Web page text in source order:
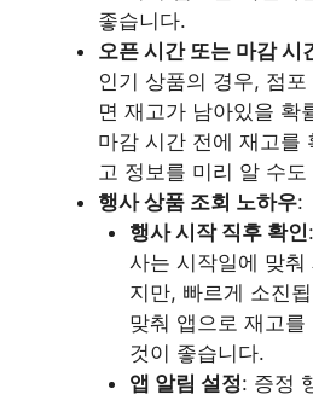
좋습니다.
오픈 시간 또는 마감 시
인기 상품의 경우, 점
면 재고가 남아있을 확
마감 시간 전에 재고를
고 정보를 미리 알 수도
행사 상품 조회 노하우:
행사 시작 직후 확인
사는 시작일에 맞
지만, 빠르게 소진
맞춰 앱으로 재고
것이 좋습니다.
앱 알림 설정: 증정